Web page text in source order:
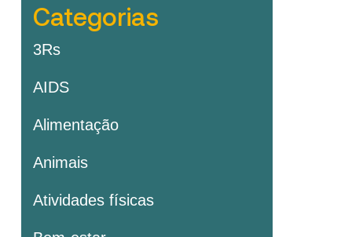
Categorias
3Rs
AIDS
Alimentação
Animais
Atividades físicas